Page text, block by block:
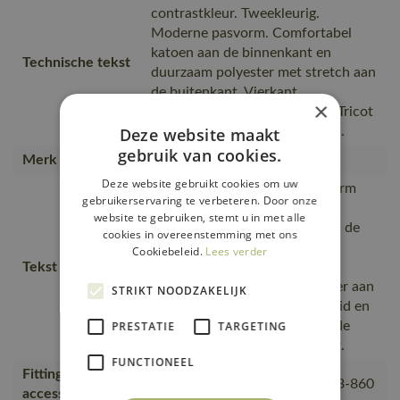
Technische tekst
contrastkleur. Tweekleurig.
Moderne pasvorm. Comfortabel
katoen aan de binnenkant en
duurzaam polyester met stretch aan
de buitenkant. Vierkant
jacquardpatroon. Ronde hals. Tricot
aan de hals. Verstevigde boord.
Merk
MASCOT®
Tekst usp
Moderne, comfortabele pasvorm
met een optimale
bewegingsvrijheid., De naad in de
nek is afgezet met een zacht
voorkomen., Stof met polyester aan
de voorzijde voor duurzaamheid en
kleurechtheid, en katoen aan de
achterkant voor extra comfort.
Fitting
accessories
18050-802, 50602-010, 50143-860
×
Deze website maakt
gebruik van cookies.
Deze website gebruikt cookies om uw
gebruikerservaring te verbeteren. Door onze
website te gebruiken, stemt u in met alle
cookies in overeenstemming met ons
Cookiebeleid. Lees verder
STRIKT NOODZAKELIJK
PRESTATIE TARGETING
FUNCTIONEEL